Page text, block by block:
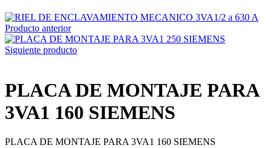
Producto anterior
Siguiente producto
PLACA DE MONTAJE PARA
3VA1 160 SIEMENS
PLACA DE MONTAJE PARA 3VA1 160 SIEMENS